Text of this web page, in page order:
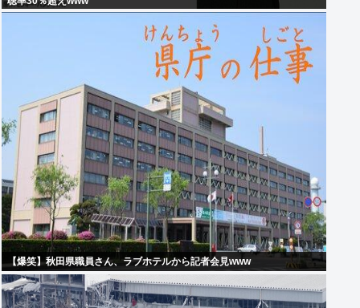
【爆笑】秋田県職員さん、ラブホテルから記者会見www